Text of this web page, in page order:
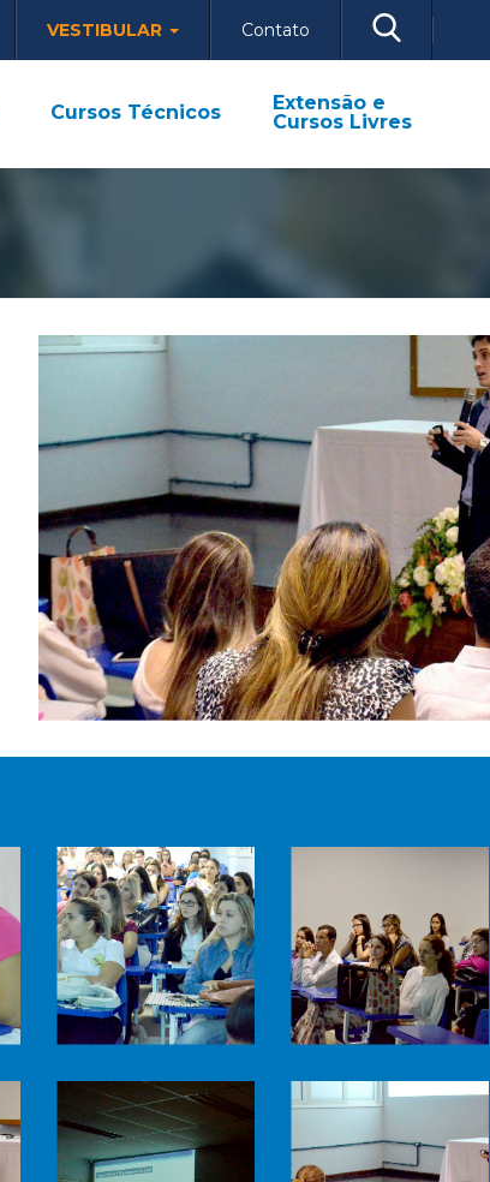
VESTIBULAR Contato
Cursos Técnicos
Extensão e
Cursos Livres